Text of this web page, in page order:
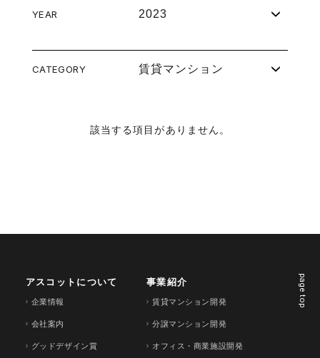
YEAR 2023
CATEGORY 賃貸マンション
該当する項目がありません。
page top
アスコットについて
企業情報
会社案内
グッドデザイン賞
事業紹介
賃貸マンション開発
分譲マンション開発
オフィス・商業施設開発